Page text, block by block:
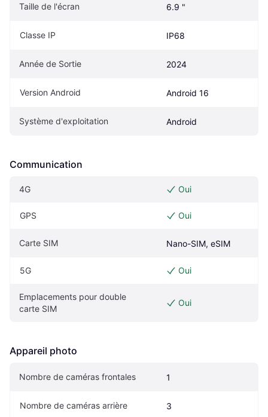
Taille de l'écran 6.9 "
Classe IP IP68
Année de Sortie 2024
Version Android Android 16
Système d'exploitation Android
Communication
4G Oui
GPS Oui
Carte SIM Nano-SIM, eSIM
5G Oui
Emplacements pour double
carte SIM
Oui
Appareil photo
Nombre de caméras frontales 1
Nombre de caméras arrière 3